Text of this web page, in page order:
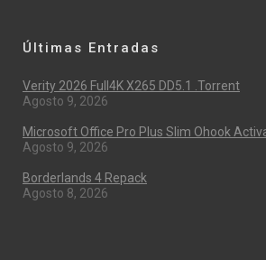
Últimas Entradas
Verity 2026 Full4K X265 DD5.1 .torrent
Agosto 9, 2026
Microsoft Office Pro Plus Slim Ohook
Agosto 9, 2026
Borderlands 4 Repack
Agosto 8, 2026